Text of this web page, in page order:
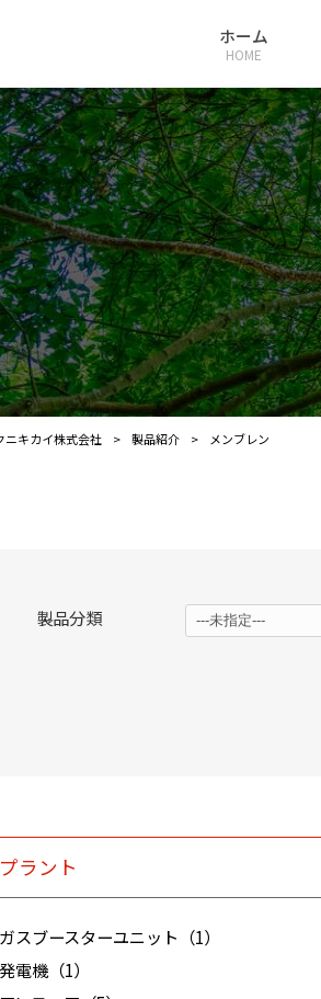
ホーム
HOME
ニキカイ株式会社 > 製品紹介 > メンブレン
製品分類
プラント
ガスブースターユニット（1）
発電機（1）